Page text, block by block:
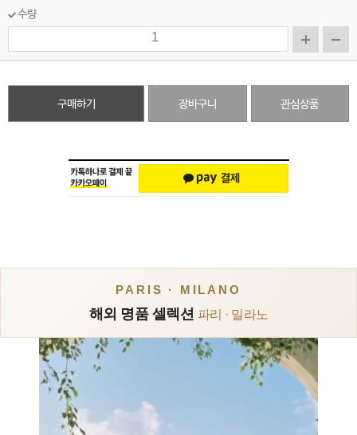
수량
구매하기 장바구니 관심상품
PARIS · MILANO
해외 명품 셀렉션 파리 · 밀라노